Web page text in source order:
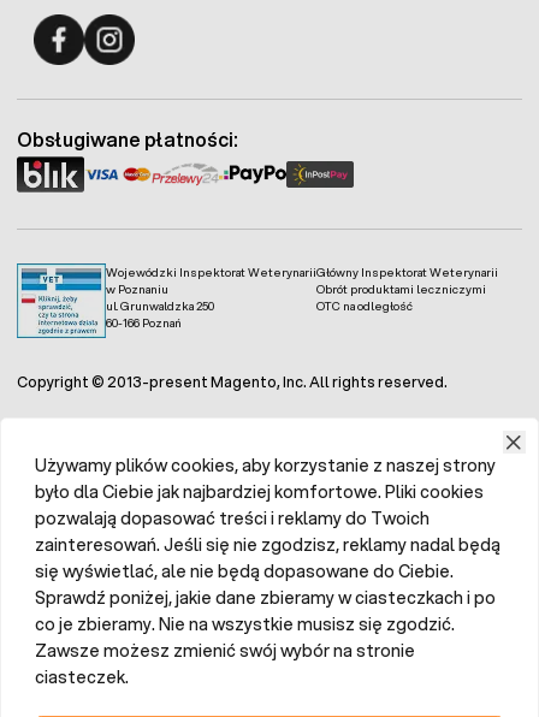
Wojewódzki Inspektorat Weterynarii
w Poznaniu
ul. Grunwaldzka 250
60-166 Poznań
Główny Inspektorat Weterynarii
Obrót produktami leczniczymi
OTC na odległość
Obsługiwane płatności:
Copyright © 2013-present Magento, Inc. All rights reserved.
Używamy plików cookies, aby korzystanie z naszej strony
było dla Ciebie jak najbardziej komfortowe. Pliki cookies
pozwalają dopasować treści i reklamy do Twoich
zainteresowań. Jeśli się nie zgodzisz, reklamy nadal będą
się wyświetlać, ale nie będą dopasowane do Ciebie.
Sprawdź poniżej, jakie dane zbieramy w ciasteczkach i po
co je zbieramy. Nie na wszystkie musisz się zgodzić.
Zawsze możesz zmienić swój wybór na stronie
ciasteczek.